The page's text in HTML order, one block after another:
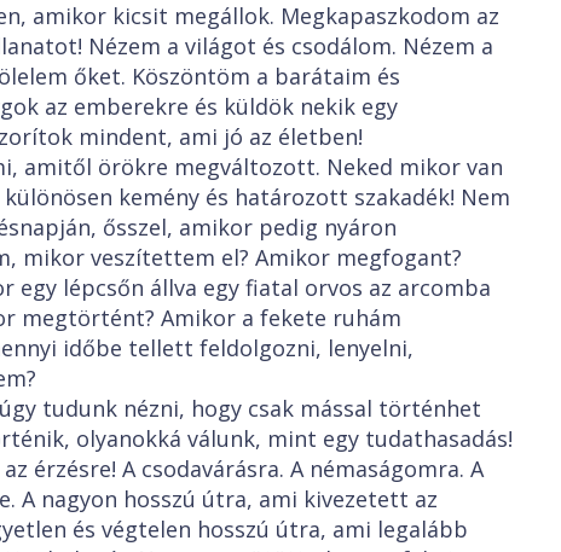
amikor kicsit megállok. Megkapaszkodom az
Nézem a világot és csodálom. Nézem a
őket. Köszöntöm a barátaim és
az emberekre és küldök nekik egy
mindent, ami jó az életben!
amitől örökre megváltozott. Neked mikor van
kemény és határozott szakadék! Nem
ősszel, amikor pedig nyáron
mikor veszítettem el? Amikor megfogant?
egy lépcsőn állva egy fiatal orvos az arcomba
megtörtént? Amikor a fekete ruhám
időbe tellett feldolgozni, lenyelni,
tudunk nézni, hogy csak mással történhet
olyanokká válunk, mint egy tudathasadás!
érzésre! A csodavárásra. A némaságomra. A
A nagyon hosszú útra, ami kivezetett az
és végtelen hosszú útra, ami legalább